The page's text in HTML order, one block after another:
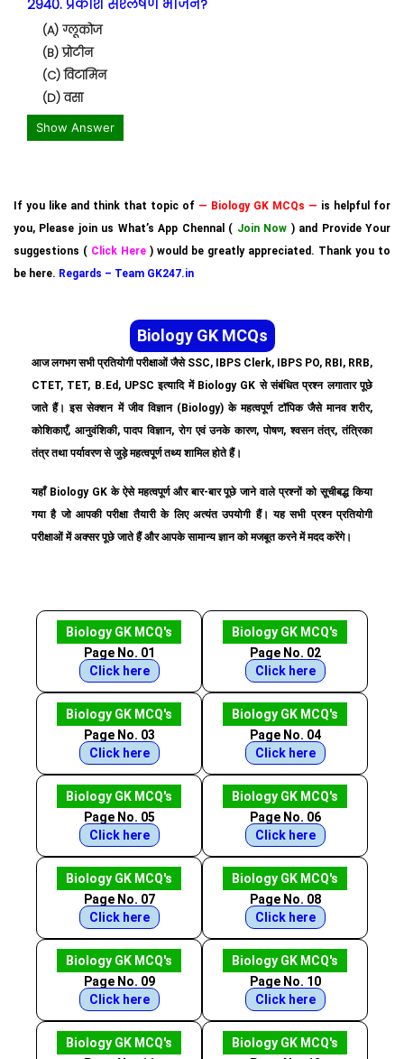
2940. प्रकाश संश्लेषण भोजन?
(A) ग्लूकोज
(B) प्रोटीन
(C) विटामिन
(D) वसा
Show Answer
If you like and think that topic of — Biology GK MCQs — is helpful for
you, Please join us What’s App Chennal ( Join Now ) and Provide Your
suggestions ( Click Here ) would be greatly appreciated. Thank you to
be here. Regards – Team GK247.in
Biology GK MCQs
आज लगभग सभी प्रतियोगी परीक्षाओं जैसे SSC, IBPS Clerk, IBPS PO, RBI, RRB,
CTET, TET, B.Ed, UPSC इत्यादि में Biology GK से संबंधित प्रश्न लगातार पूछे
जाते हैं। इस सेक्शन में जीव विज्ञान (Biology) के महत्वपूर्ण टॉपिक जैसे मानव शरीर,
कोशिकाएँ, आनुवंशिकी, पादप विज्ञान, रोग एवं उनके कारण, पोषण, श्वसन तंत्र, तंत्रिका
तंत्र तथा पर्यावरण से जुड़े महत्वपूर्ण तथ्य शामिल होते हैं।
यहाँ Biology GK के ऐसे महत्वपूर्ण और बार-बार पूछे जाने वाले प्रश्नों को सूचीबद्ध किया
गया है जो आपकी परीक्षा तैयारी के लिए अत्यंत उपयोगी हैं। यह सभी प्रश्न प्रतियोगी
परीक्षाओं में अक्सर पूछे जाते हैं और आपके सामान्य ज्ञान को मजबूत करने में मदद करेंगे।
Biology GK MCQ's
Page No. 01
Click here
Biology GK MCQ's
Page No. 02
Click here
Biology GK MCQ's
Page No. 03
Click here
Biology GK MCQ's
Page No. 04
Click here
Biology GK MCQ's
Page No. 05
Click here
Biology GK MCQ's
Page No. 06
Click here
Biology GK MCQ's
Page No. 07
Click here
Biology GK MCQ's
Page No. 08
Click here
Biology GK MCQ's
Page No. 09
Click here
Biology GK MCQ's
Page No. 10
Click here
Biology GK MCQ's
Biology GK MCQ's